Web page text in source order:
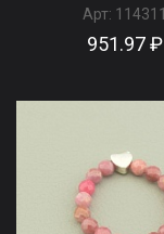
Арт: 114311
951.97 ₽